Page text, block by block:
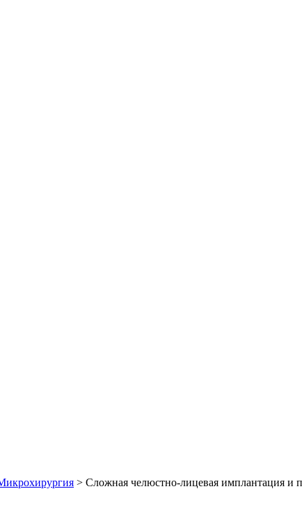
> Сложная челюстно-лицевая имплантация и